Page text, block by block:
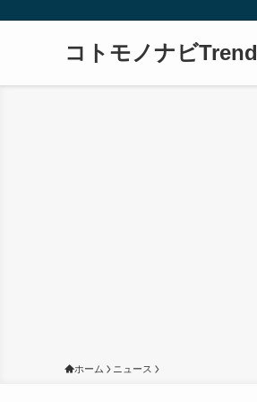
コトモノナビTrend
ホーム ニュース